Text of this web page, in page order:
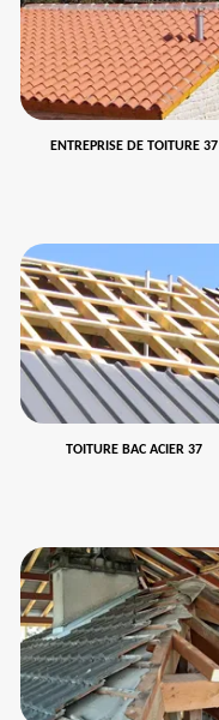
ENTREPRISE DE TOITURE 37
TOITURE BAC ACIER 37